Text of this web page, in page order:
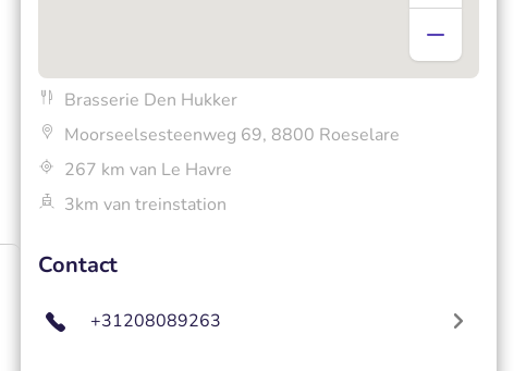
Brasserie Den Hukker
Moorseelsesteenweg 69, 8800 Roeselare
267 km van Le Havre
3km van treinstation
Contact
+31208089263